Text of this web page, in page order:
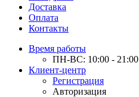
Доставка
Оплата
Контакты
Время работы
ПН-ВС: 10:00 - 21:00
Клиент-центр
Регистрация
Авторизация